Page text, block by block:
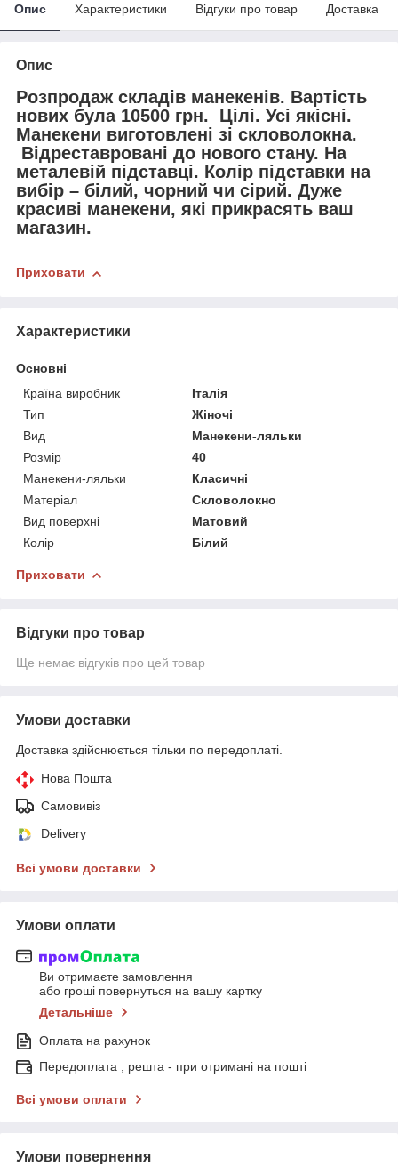
Опис Характеристики Відгуки про товар Доставка
Опис
Розпродаж складів манекенів. Вартість
нових була 10500 грн. Цілі. Усі якісні.
Манекени виготовлені зі скловолокна.
Відреставровані до нового стану. На
металевій підставці. Колір підставки на
вибір – білий, чорний чи сірий. Дуже
красиві манекени, які прикрасять ваш
магазин.
Приховати
Характеристики
Основні
Країна виробник
Італія
Тип
Жіночі
Вид
Манекени-ляльки
Розмір
40
Манекени-ляльки
Класичні
Матеріал
Скловолокно
Вид поверхні
Матовий
Колір
Білий
Приховати
Відгуки про товар
Ще немає відгуків про цей товар
Умови доставки
Доставка здійснюється тільки по передоплаті.
Нова Пошта
Самовивіз
Delivery
Всі умови доставки
Умови оплати
Ви отримаєте замовлення
або гроші повернуться на вашу картку
Детальніше
Оплата на рахунок
Передоплата , решта - при отримані на пошті
Всі умови оплати
Умови повернення